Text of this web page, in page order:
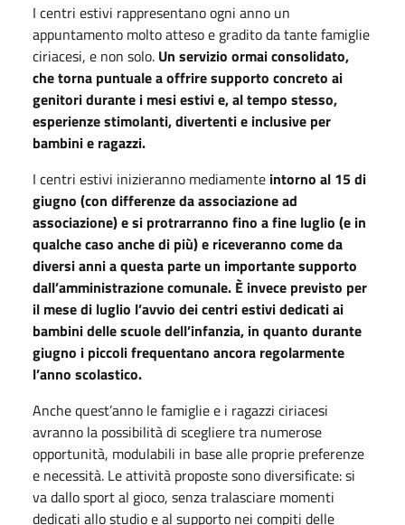
I centri estivi rappresentano ogni anno un
appuntamento molto atteso e gradito da tante famiglie
ciriacesi, e non solo. Un servizio ormai consolidato,
che torna puntuale a offrire supporto concreto ai
genitori durante i mesi estivi e, al tempo stesso,
esperienze stimolanti, divertenti e inclusive per
bambini e ragazzi.
I centri estivi inizieranno mediamente intorno al 15 di
giugno (con differenze da associazione ad
associazione) e si protrarranno fino a fine luglio (e in
qualche caso anche di più) e riceveranno come da
diversi anni a questa parte un importante supporto
dall’amministrazione comunale. È invece previsto per
il mese di luglio l’avvio dei centri estivi dedicati ai
bambini delle scuole dell’infanzia, in quanto durante
giugno i piccoli frequentano ancora regolarmente
l’anno scolastico.
Anche quest’anno le famiglie e i ragazzi ciriacesi
avranno la possibilità di scegliere tra numerose
opportunità, modulabili in base alle proprie preferenze
e necessità. Le attività proposte sono diversificate: si
va dallo sport al gioco, senza tralasciare momenti
dedicati allo studio e al supporto nei compiti delle